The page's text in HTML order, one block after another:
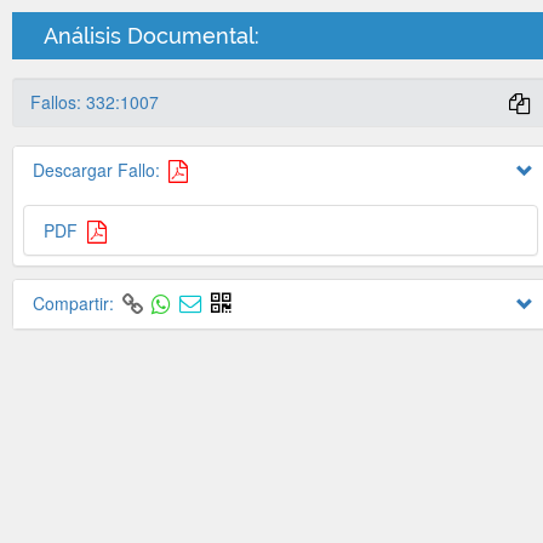
Análisis Documental:
Fallos: 332:1007
Descargar Fallo:
PDF
Compartir: